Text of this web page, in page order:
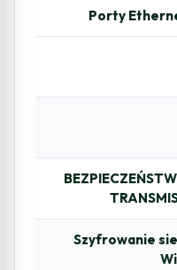
Porty
Szyfrowanie